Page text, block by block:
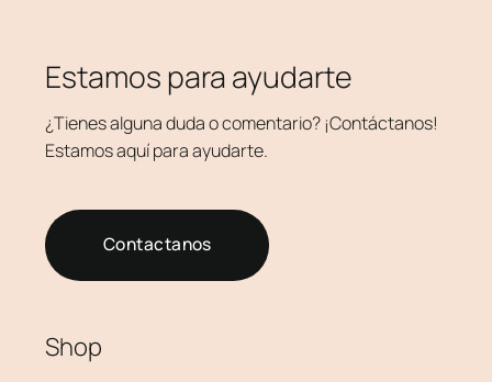
Estamos para ayudarte
¿Tienes alguna duda o comentario? ¡Contáctanos!
Estamos aquí para ayudarte.
Contactanos
Shop